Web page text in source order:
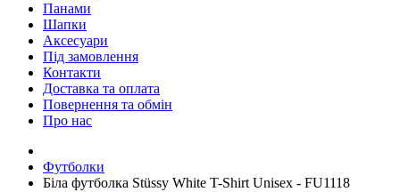
Панами
Шапки
Аксесуари
Під замовлення
Контакти
Доставка та оплата
Повернення та обмін
Про нас
Футболки
Біла футболка Stüssy White T-Shirt Unisex - FU1118